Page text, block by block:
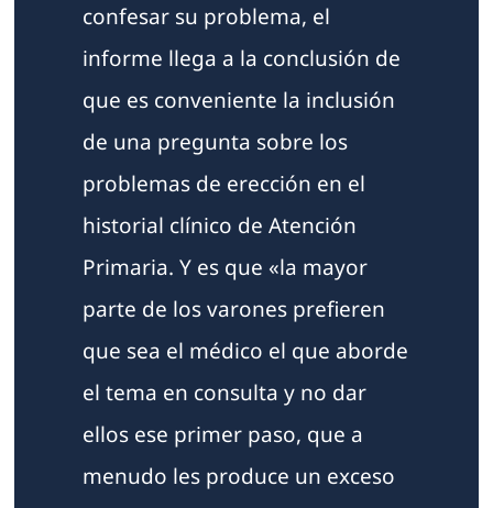
confesar su problema, el
informe llega a la conclusión de
que es conveniente la inclusión
de una pregunta sobre los
problemas de erección en el
historial clínico de Atención
Primaria. Y es que «la mayor
parte de los varones prefieren
que sea el médico el que aborde
el tema en consulta y no dar
ellos ese primer paso, que a
menudo les produce un exceso